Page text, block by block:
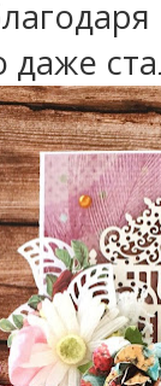
даже